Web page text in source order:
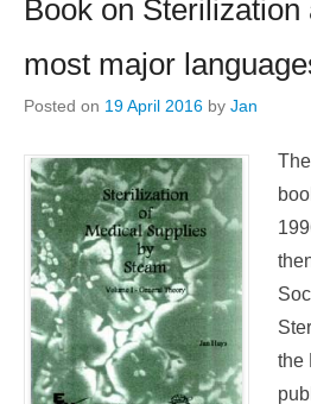
Book on Sterilization
most major
Posted on 19 April 2016 by Jan
the